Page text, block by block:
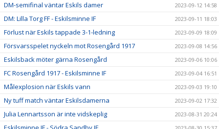
DM-semifinal väntar Eskils damer 2023-09-12 14:58
DM: Lilla Torg FF - Eskilsminne IF 2023-09-11 18:03
Förlust när Eskils tappade 3-1-ledning 2023-09-09 18:09
Försvarsspelet nyckeln mot Rosengård 1917 2023-09-08 14:56
Eskilsback möter gärna Rosengård 2023-09-06 10:06
FC Rosengård 1917 - Eskilsminne IF 2023-09-04 16:51
Målexplosion när Eskils vann 2023-09-03 19:10
Ny tuff match väntar Eskilsdamerna 2023-09-02 17:32
Julia Lennartsson är inte vidskeplig 2023-08-31 20:24